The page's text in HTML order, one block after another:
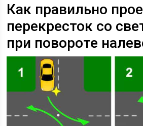
Как правильно
перекресток со
при повороте